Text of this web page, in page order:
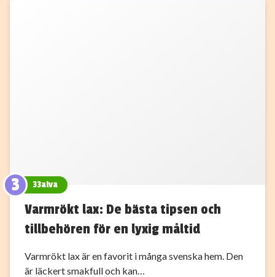
3 33alva
Varmrökt lax: De bästa tipsen och
tillbehören för en lyxig måltid
Varmrökt lax är en favorit i många svenska hem. Den
är läckert smakfull och kan…